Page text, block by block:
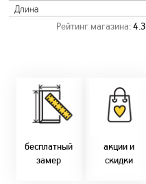
Длина
Рейтинг магазина:4.3
бесплатный
замер
Замер бесплатно!
Оперативно!
День-в-день или
на следующий!
заказать по
10-40, (Viber)
акции и
скидки
Скидки:
-новоселам - 2%
-многодетным -
2%
наличными - 10%